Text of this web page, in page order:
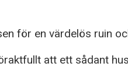
för en värdelös ruin
att ett sådant